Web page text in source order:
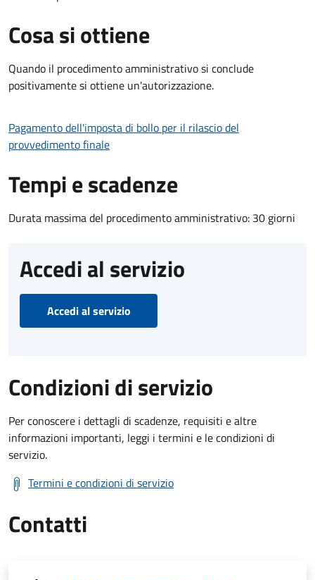
Cosa si ottiene
Quando il procedimento amministrativo si conclude
positivamente si ottiene un'autorizzazione.
Pagamento dell'imposta di bollo per il rilascio del
provvedimento finale
Tempi e scadenze
Durata massima del procedimento amministrativo: 30 giorni
Accedi al servizio
Accedi al servizio
Condizioni di servizio
Per conoscere i dettagli di scadenze, requisiti e altre
informazioni importanti, leggi i termini e le condizioni di
servizio.
Termini e condizioni di servizio
Contatti